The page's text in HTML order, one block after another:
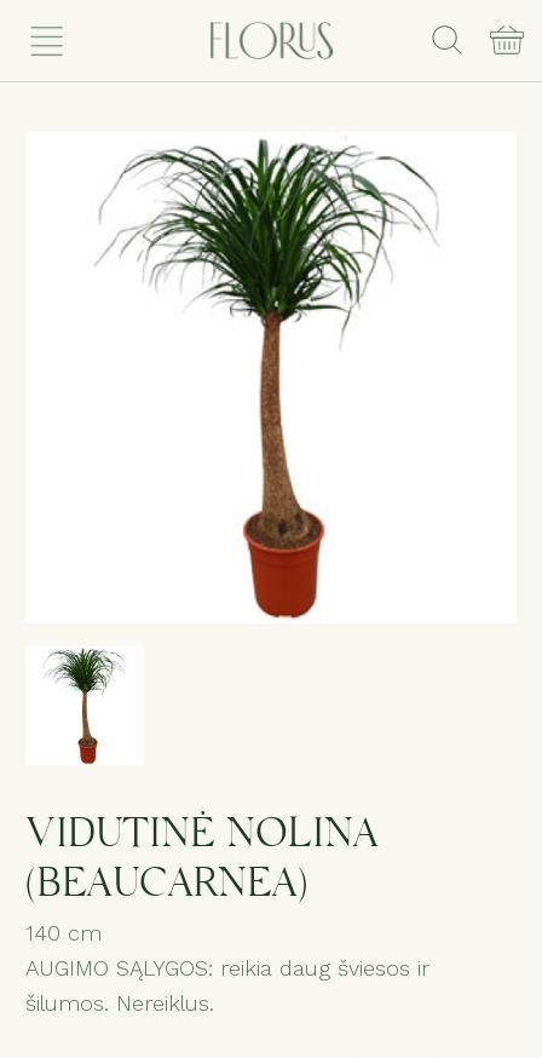
Rinkis puokštę
Vazoniniai augalai
Dovanos
Puokštė „Staigmena“
Paslaugos
Salonas
VIDUTINĖ NOLINA
(BEAUCARNEA)
140 cm
AUGIMO SĄLYGOS: reikia daug šviesos ir
šilumos. Nereiklus.